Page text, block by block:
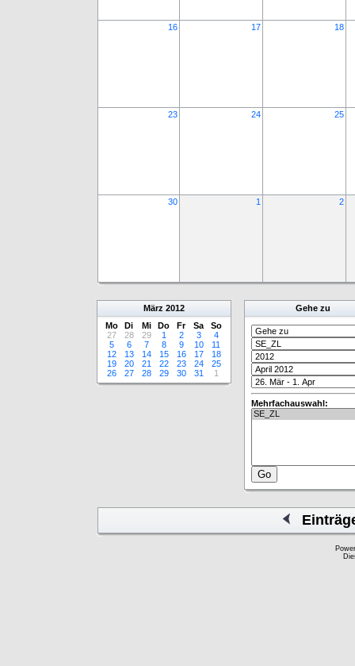
16 17 18
23 24 25
30 1 2
März 2012
Mo
Di Mi Do Fr Sa
So
27
28 29 1 2 3
4
5
6 7 8 9 10
11
12
13 14 15 16 17
18
19
20 21 22 23 24
25
26
27 28 29 30 31 1
Gehe zu
Mehrfachauswahl: